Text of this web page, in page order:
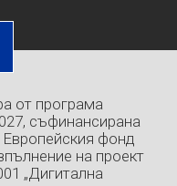
от програма
съфинансирана
фонд
на проект
„Дигитална